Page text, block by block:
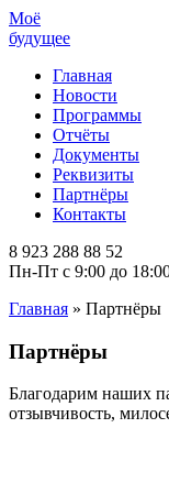
Моё
будущее
Главная
Новости
Программы
Отчёты
Документы
Реквизиты
Партнёры
Контакты
8 923 288 88 52
Пн-Пт с 9:00 до
Главная » Партнёры
Партнёры
Благодарим наших
отзывчивость,